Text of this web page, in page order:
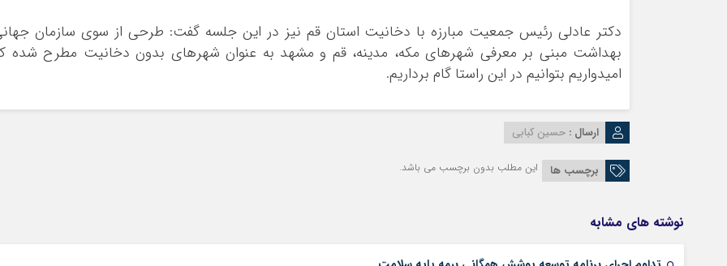
دکتر عادلی رئیس جمعیت مبارزه با دخانیت استان قم نیز در این جلسه گفت: طرحی از سوی سازمان
بهداشت مبنی بر معرفی شهرهای مکه، مدینه، قم و مشهد به عنوان شهرهای بدون دخانیت مطرح شده
امیدواریم بتوانیم در این راستا گام برداریم.
ارسال : حسین کبابی
برچسب ها این مطلب بدون برچسب می باشد.
نوشته های مشابه